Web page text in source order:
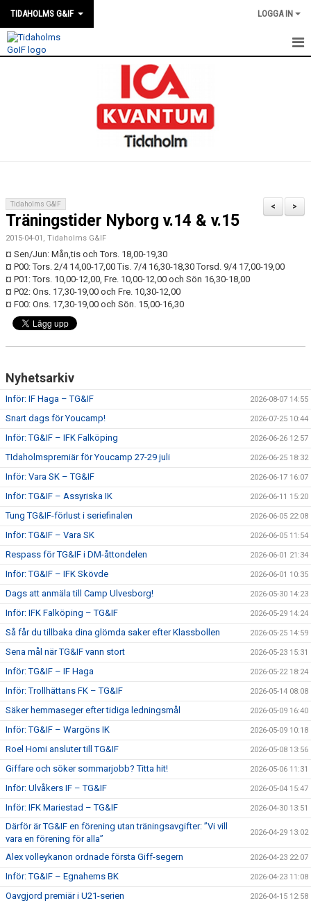
TIDAHOLMS G&IF LOGGA IN
FÖRENINGEN
SOUVENIRER
GAMLA GIFFS TORSDAGSTRÄFFAR
MATCHER
PLANSCHEMA
>
<
Tidaholms G&IF
Träningstider Nyborg v.14 & v.15
2015-04-01, Tidaholms G&IF
¤ Sen/Jun: Mån,tis och Tors. 18,00-19,30
¤ P00: Tors. 2/4 14,00-17,00 Tis. 7/4 16,30-18,30 Torsd. 9/4 17,00-19,00
¤ P01: Tors. 10,00-12,00, Fre. 10,00-12,00 och Sön 16,30-18,00
¤ P02: Ons. 17,30-19,00 och Fre. 10,30-12,00
¤ F00: Ons. 17,30-19,00 och Sön. 15,00-16,30
Nyhetsarkiv
Inför: IF Haga – TG&IF 2026-08-07 14:55
Snart dags för Youcamp! 2026-07-25 10:44
Inför: TG&IF – IFK Falköping 2026-06-26 12:57
TIdaholmspremiär för Youcamp 27-29 juli 2026-06-25 18:32
Inför: Vara SK – TG&IF 2026-06-17 16:07
Inför: TG&IF – Assyriska IK 2026-06-11 15:20
Tung TG&IF-förlust i seriefinalen 2026-06-05 22:08
Inför: TG&IF – Vara SK 2026-06-05 11:54
Respass för TG&IF i DM-åttondelen 2026-06-01 21:34
Inför: TG&IF – IFK Skövde 2026-06-01 10:35
Dags att anmäla till Camp Ulvesborg! 2026-05-30 14:23
Inför: IFK Falköping – TG&IF 2026-05-29 14:24
Så får du tillbaka dina glömda saker efter Klassbollen 2026-05-25 14:59
Sena mål när TG&IF vann stort 2026-05-23 15:31
Inför: TG&IF – IF Haga 2026-05-22 18:24
Inför: Trollhättans FK – TG&IF 2026-05-14 08:08
Säker hemmaseger efter tidiga ledningsmål 2026-05-09 16:40
Inför: TG&IF – Wargöns IK 2026-05-09 10:18
Roel Homi ansluter till TG&IF 2026-05-08 13:56
Giffare och söker sommarjobb? Titta hit! 2026-05-06 11:31
Inför: Ulvåkers IF – TG&IF 2026-05-04 15:47
Inför: IFK Mariestad – TG&IF 2026-04-30 13:51
Därför är TG&IF en förening utan träningsavgifter: ”Vi vill
vara en förening för alla”
2026-04-29 13:02
Alex volleykanon ordnade första Giff-segern 2026-04-23 22:07
Inför: TG&IF – Egnahems BK 2026-04-23 11:08
Oavgjord premiär i U21-serien 2026-04-15 12:58